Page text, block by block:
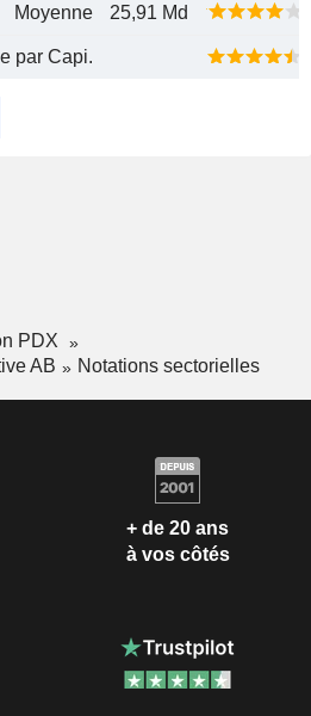
Moyenne 25,91 Md
par Capi.
PDX
AB
Notations sectorielles
+ de 20 ans
à vos côtés